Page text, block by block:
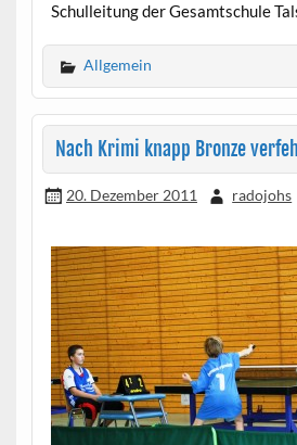
Schulleitung der Gesamtschule
Allgemein
Nach Krimi knapp Bronze
20. Dezember 2011 radojohs